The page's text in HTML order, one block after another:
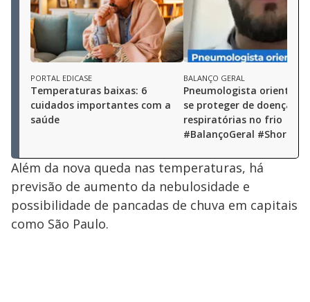
PORTAL EDICASE
Temperaturas baixas: 6
cuidados importantes com a
saúde
BALANÇO GERAL
Pneumologista orienta
se proteger de doenças
respiratórias no frio
#BalançoGeral #Shorts
Além da nova queda nas temperaturas, há
previsão de aumento da nebulosidade e
possibilidade de pancadas de chuva em capitais
como São Paulo.